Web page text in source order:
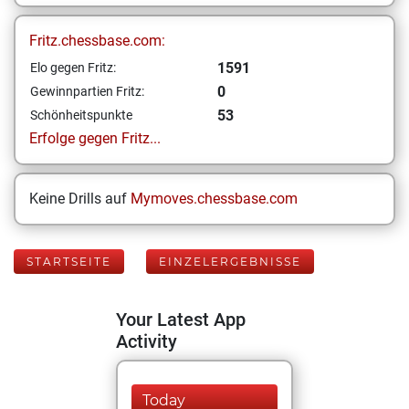
Fritz.chessbase.com:
Elo gegen Fritz: 1591
Gewinnpartien Fritz: 0
Schönheitspunkte
53
Erfolge gegen Fritz...
Keine Drills auf Mymoves.chessbase.com
STARTSEITE EINZELERGEBNISSE
Your Latest App
Activity
Today